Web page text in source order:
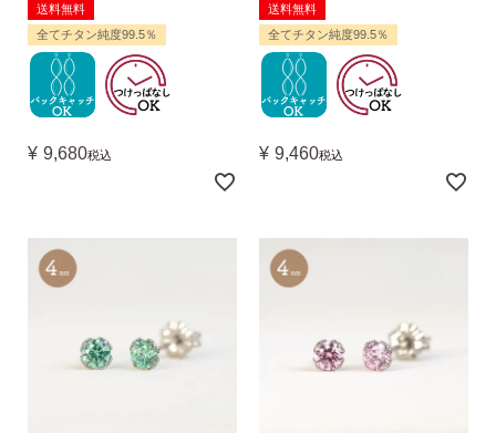
送料無料
全てチタン純度99.5％
¥ 9,680税込
送料無料
全てチタン純度99.5％
¥ 9,460税込